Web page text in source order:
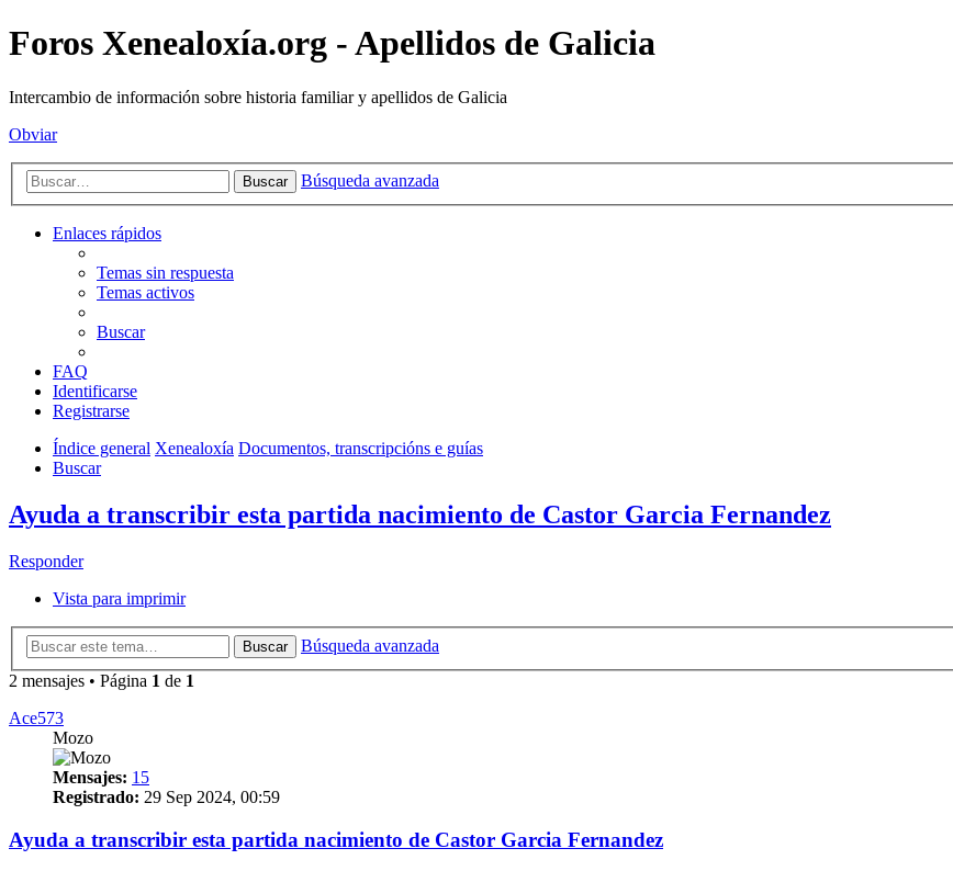
Foros Xenealoxía.org - Apellidos de Galicia
Intercambio de información sobre historia familiar y apellidos de Galicia
Obviar
Buscar Búsqueda avanzada
Enlaces rápidos
Temas sin respuesta
Temas activos
Buscar
FAQ
Identificarse
Registrarse
Índice general Xenealoxía Documentos, transcripcións e guías
Buscar
Ayuda a transcribir esta partida nacimiento de Castor Garcia Fernandez
Responder
Vista para imprimir
Buscar
Búsqueda avanzada
2 mensajes • Página 1 de 1
Ace573
Mozo
Mensajes: 15
Registrado: 29 Sep 2024, 00:59
Ayuda a transcribir esta partida nacimiento de Castor Garcia Fernandez